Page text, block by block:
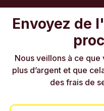
Envoyez de
Nous veillons à ce
plus d’argent et que
des frais de